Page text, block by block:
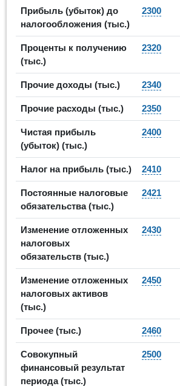
Прибыль (убыток) до
налогообложения (тыс.)
2300
Проценты к получению
(тыс.)
2320
Прочие доходы (тыс.) 2340
Прочие расходы (тыс.) 2350
Чистая прибыль
(убыток) (тыс.)
2400
Налог на прибыль (тыс.) 2410
Постоянные налоговые
обязательства (тыс.)
2421
Изменение отложенных
налоговых
обязательств (тыс.)
2430
Изменение отложенных
налоговых активов
(тыс.)
2450
Прочее (тыс.) 2460
Совокупный
финансовый результат
периода (тыс.)
2500